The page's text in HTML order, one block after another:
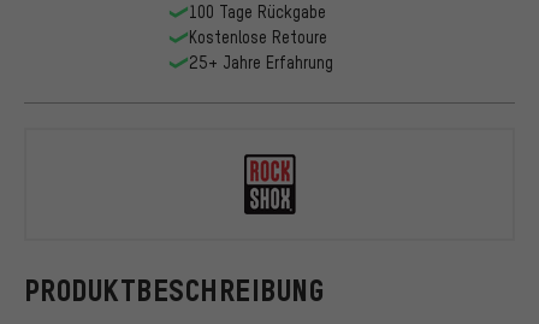
PRODUKTBESCHREIBUNG
100 Tage Rückgabe
Kostenlose Retoure
25+ Jahre Erfahrung